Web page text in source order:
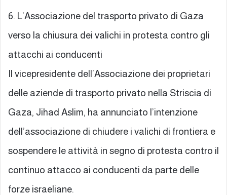
6. L’Associazione del trasporto privato di Gaza
verso la chiusura dei valichi in protesta contro gli
attacchi ai conducenti
Il vicepresidente dell’Associazione dei proprietari
delle aziende di trasporto privato nella Striscia di
Gaza, Jihad Aslim, ha annunciato l’intenzione
dell’associazione di chiudere i valichi di frontiera e
sospendere le attività in segno di protesta contro il
continuo attacco ai conducenti da parte delle
forze israeliane.